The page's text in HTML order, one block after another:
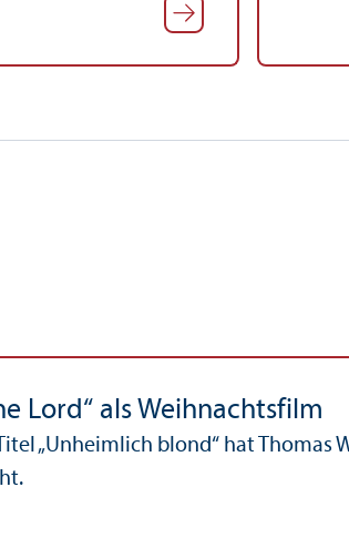
Lord“ als Weihnachtsfilm
„Unheimlich blond“ hat Thomas